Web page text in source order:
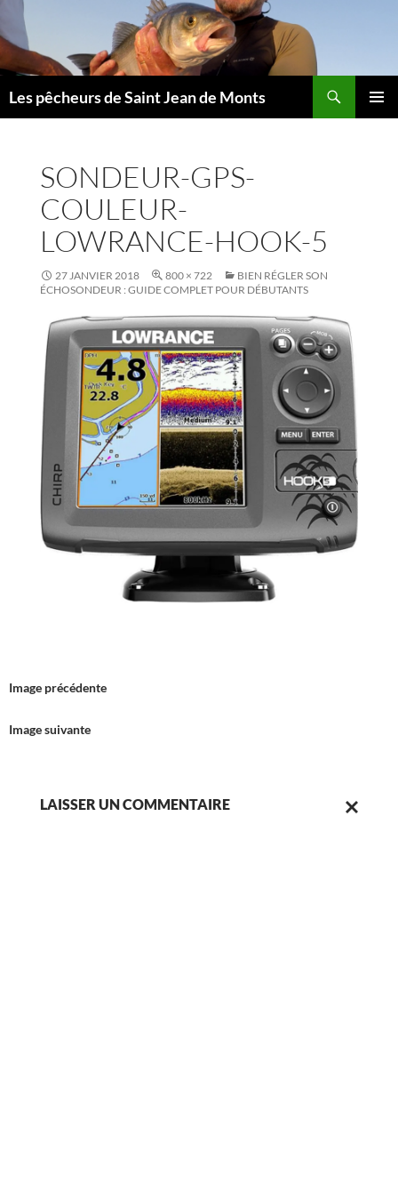
Aller
au
contenu
Les pêcheurs de Saint Jean de Monts
SONDEUR-GPS-
COULEUR-
LOWRANCE-HOOK-5
27 JANVIER 2018 800 × 722
BIEN RÉGLER SON
ÉCHOSONDEUR : GUIDE COMPLET POUR DÉBUTANTS
Image précédente
Image suivante
LAISSER UN COMMENTAIRE